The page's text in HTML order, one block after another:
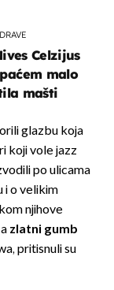
Celzijus
malo
mašti
glazbu koja
koji vole jazz
po ulicama
i o velikim
njihove
zlatni gumb
pritisnuli su